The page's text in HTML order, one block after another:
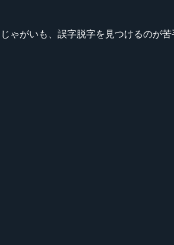
ゃがいも、誤字脱字を見つけるのが